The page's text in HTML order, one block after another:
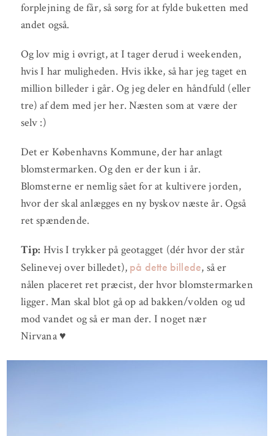
forplejning de får, så sørg for at fylde buketten med
andet også.
Og lov mig i øvrigt, at I tager derud i weekenden,
hvis I har muligheden. Hvis ikke, så har jeg taget en
million billeder i går. Og jeg deler en håndfuld (eller
tre) af dem med jer her. Næsten som at være der
selv :)
Det er Københavns Kommune, der har anlagt
blomstermarken. Og den er der kun i år.
Blomsterne er nemlig sået for at kultivere jorden,
hvor der skal anlægges en ny byskov næste år. Også
ret spændende.
Tip: Hvis I trykker på geotagget (dér hvor der står
Selinevej over billedet), på dette billede, så er
nålen placeret ret præcist, der hvor blomstermarken
ligger. Man skal blot gå op ad bakken/volden og ud
mod vandet og så er man der. I noget nær
Nirvana ♥